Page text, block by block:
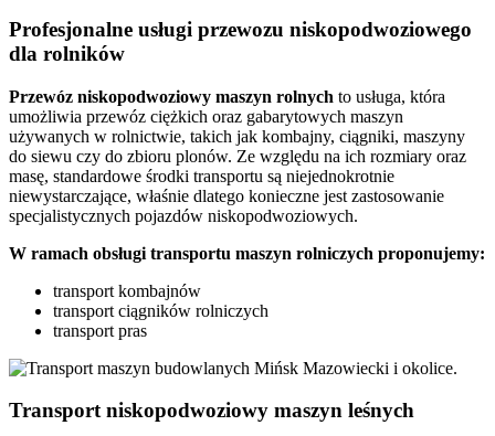
Profesjonalne usługi przewozu niskopodwoziowego
dla rolników
Przewóz niskopodwoziowy maszyn rolnych to usługa, która
umożliwia przewóz ciężkich oraz gabarytowych maszyn
używanych w rolnictwie, takich jak kombajny, ciągniki, maszyny
do siewu czy do zbioru plonów. Ze względu na ich rozmiary oraz
masę, standardowe środki transportu są niejednokrotnie
niewystarczające, właśnie dlatego konieczne jest zastosowanie
specjalistycznych pojazdów niskopodwoziowych.
W ramach obsługi transportu maszyn rolniczych proponujemy:
transport kombajnów
transport ciągników rolniczych
transport pras
Transport niskopodwoziowy maszyn leśnych